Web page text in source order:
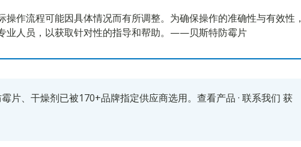
作流程可能因具体情况而有所调整。为确保操作的准确性与有效性，
业人员，以获取针对性的指导和帮助。——贝斯特防霉片
片、干燥剂已被170+品牌指定供应商选用。 查看产品 · 联系我们 获